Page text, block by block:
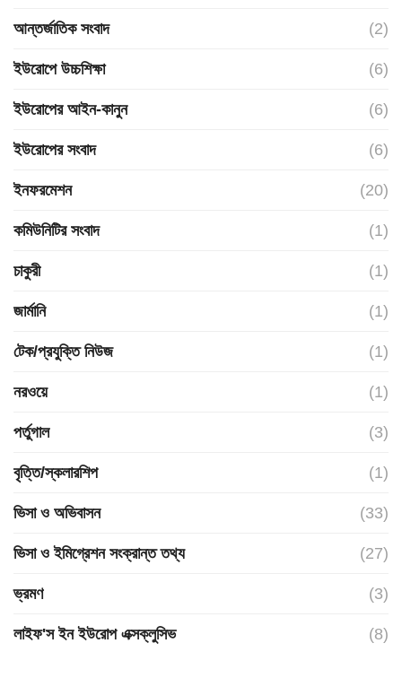
আন্তর্জাতিক সংবাদ (2)
ইউরোপে উচ্চশিক্ষা (6)
ইউরোপের আইন-কানুন (6)
ইউরোপের সংবাদ (6)
ইনফরমেশন (20)
কমিউনিটির সংবাদ (1)
চাকুরী (1)
জার্মানি (1)
টেক/প্রযুক্তি নিউজ (1)
নরওয়ে (1)
পর্তুগাল (3)
বৃত্তি/স্কলারশিপ (1)
ভিসা ও অভিবাসন (33)
ভিসা ও ইমিগ্রেশন সংক্রান্ত তথ্য (27)
ভ্রমণ (3)
লাইফ'স ইন ইউরোপ এক্সক্লুসিভ (8)